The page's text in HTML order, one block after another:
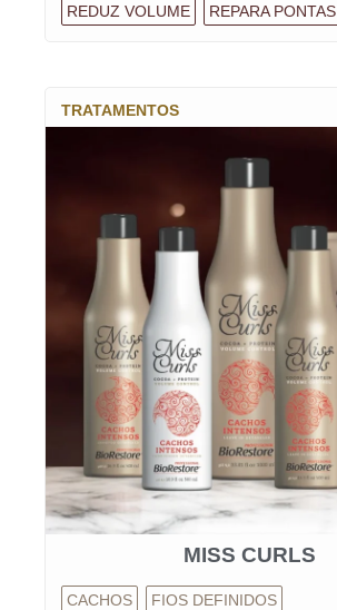
REDUZ VOLUME REPARA PONTAS
TRATAMENTOS
MISS CURLS
CACHOS FIOS DEFINIDOS